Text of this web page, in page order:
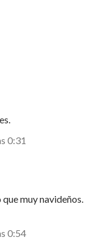
0:31
muy navideños.
0:54